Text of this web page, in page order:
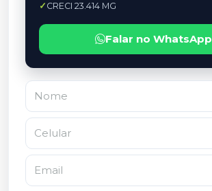
CRECI 23.414 MG
Falar no WhatsApp